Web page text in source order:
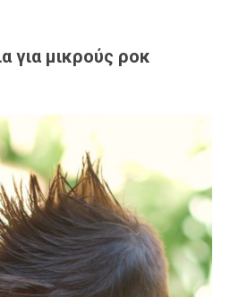
για μικρούς ροκ